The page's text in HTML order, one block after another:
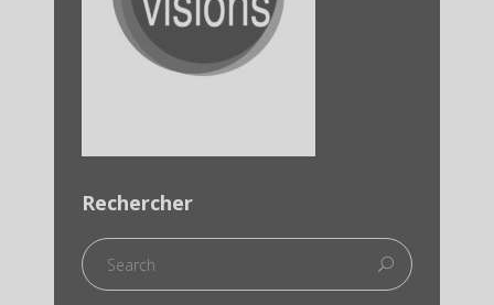
Rechercher